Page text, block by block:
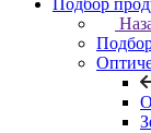
Подбор